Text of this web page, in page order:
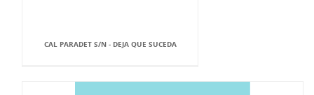
CAL PARADET S/N - DEJA QUE SUCEDA